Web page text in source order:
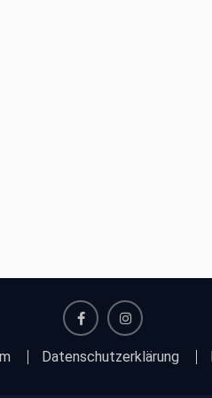
Datenschutzerklärung